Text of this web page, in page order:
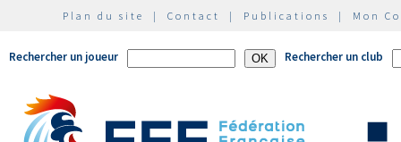
Plan du site | Contact | Publications | Mon
Rechercher un joueur Rechercher un club